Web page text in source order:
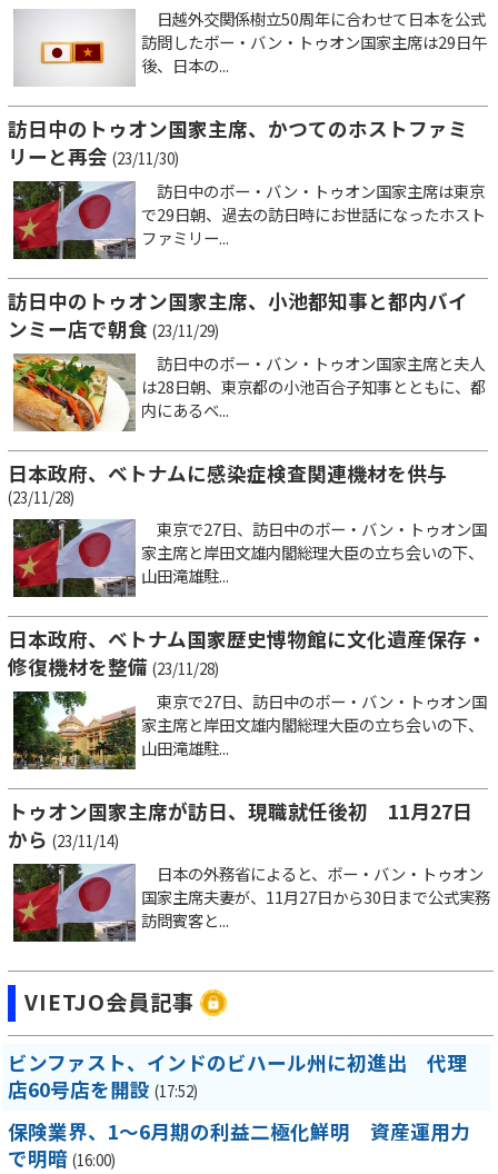
日越外交関係樹立50周年に合わせて日本を公式
訪問したボー・バン・トゥオン国家主席は29日午
後、日本の...
訪日中のトゥオン国家主席、かつてのホストファミ
リーと再会 (23/11/30)
訪日中のボー・バン・トゥオン国家主席は東京
で29日朝、過去の訪日時にお世話になったホスト
ファミリー...
訪日中のトゥオン国家主席、小池都知事と都内バイ
ンミー店で朝食 (23/11/29)
訪日中のボー・バン・トゥオン国家主席と夫人
は28日朝、東京都の小池百合子知事とともに、都
内にあるベ...
日本政府、ベトナムに感染症検査関連機材を供与
(23/11/28)
東京で27日、訪日中のボー・バン・トゥオン国
家主席と岸田文雄内閣総理大臣の立ち会いの下、
山田滝雄駐...
日本政府、ベトナム国家歴史博物館に文化遺産保存・
修復機材を整備 (23/11/28)
東京で27日、訪日中のボー・バン・トゥオン国
家主席と岸田文雄内閣総理大臣の立ち会いの下、
山田滝雄駐...
トゥオン国家主席が訪日、現職就任後初 11月27日
から (23/11/14)
日本の外務省によると、ボー・バン・トゥオン
国家主席夫妻が、11月27日から30日まで公式実務
訪問賓客と...
VIETJO会員記事
ビンファスト、インドのビハール州に初進出 代理
店60号店を開設 (17:52)
保険業界、1～6月期の利益二極化鮮明 資産運用力
で明暗 (16:00)